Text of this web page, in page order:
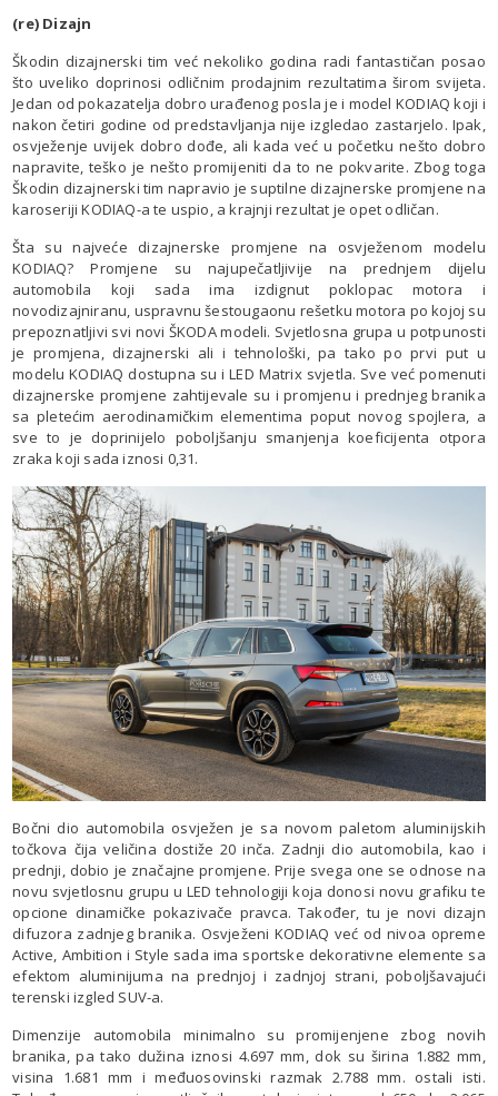
(re) Dizajn
Škodin dizajnerski tim već nekoliko godina radi fantastičan posao
što uveliko doprinosi odličnim prodajnim rezultatima širom svijeta.
Jedan od pokazatelja dobro urađenog posla je i model KODIAQ koji i
nakon četiri godine od predstavljanja nije izgledao zastarjelo. Ipak,
osvježenje uvijek dobro dođe, ali kada već u početku nešto dobro
napravite, teško je nešto promijeniti da to ne pokvarite. Zbog toga
Škodin dizajnerski tim napravio je suptilne dizajnerske promjene na
karoseriji KODIAQ-a te uspio, a krajnji rezultat je opet odličan.
Šta su najveće dizajnerske promjene na osvježenom modelu
KODIAQ? Promjene su najupečatljivije na prednjem dijelu
automobila koji sada ima izdignut poklopac motora i
novodizajniranu, uspravnu šestougaonu rešetku motora po kojoj su
prepoznatljivi svi novi ŠKODA modeli. Svjetlosna grupa u potpunosti
je promjena, dizajnerski ali i tehnološki, pa tako po prvi put u
modelu KODIAQ dostupna su i LED Matrix svjetla. Sve već pomenuti
dizajnerske promjene zahtijevale su i promjenu i prednjeg branika
sa pletećim aerodinamičkim elementima poput novog spojlera, a
sve to je doprinijelo poboljšanju smanjenja koeficijenta otpora
zraka koji sada iznosi 0,31.
Bočni dio automobila osvježen je sa novom paletom aluminijskih
točkova čija veličina dostiže 20 inča. Zadnji dio automobila, kao i
prednji, dobio je značajne promjene. Prije svega one se odnose na
novu svjetlosnu grupu u LED tehnologiji koja donosi novu grafiku te
opcione dinamičke pokazivače pravca. Također, tu je novi dizajn
difuzora zadnjeg branika. Osvježeni KODIAQ već od nivoa opreme
Active, Ambition i Style sada ima sportske dekorativne elemente sa
efektom aluminijuma na prednjoj i zadnjoj strani, poboljšavajući
terenski izgled SUV-a.
Dimenzije automobila minimalno su promijenjene zbog novih
branika, pa tako dužina iznosi 4.697 mm, dok su širina 1.882 mm,
visina 1.681 mm i međuosovinski razmak 2.788 mm. ostali isti.